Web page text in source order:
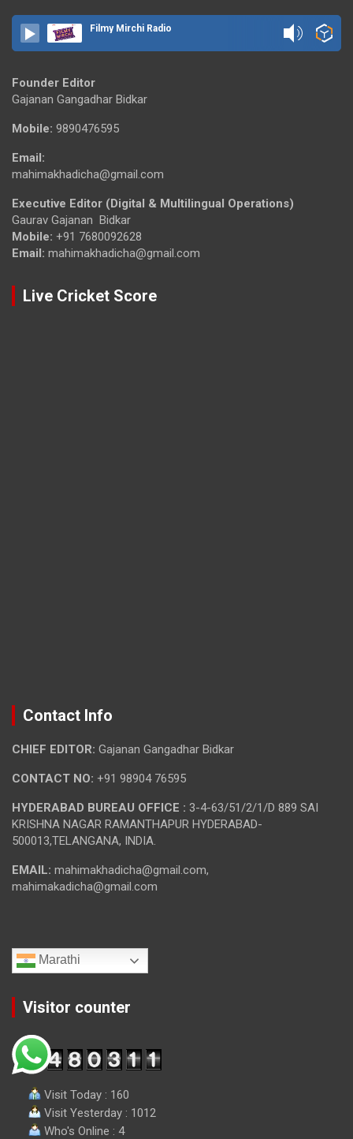
Filmy Mirchi Radio
Founder Editor
Gajanan Gangadhar Bidkar
Mobile: 9890476595
Email:
mahimakhadicha@gmail.com
Executive Editor (Digital & Multilingual Operations)
Gaurav Gajanan Bidkar
Mobile: +91 7680092628
Email: mahimakhadicha@gmail.com
Live Cricket Score
Contact Info
CHIEF EDITOR: Gajanan Gangadhar Bidkar
CONTACT NO: +91 98904 76595
HYDERABAD BUREAU OFFICE : 3-4-63/51/2/1/D 889 SAI
KRISHNA NAGAR RAMANTHAPUR HYDERABAD-
500013,TELANGANA, INDIA.
EMAIL: mahimakhadicha@gmail.com,
mahimakadicha@gmail.com
Marathi
Visitor counter
Visit Today : 160
Visit Yesterday : 1012
Who's Online : 4